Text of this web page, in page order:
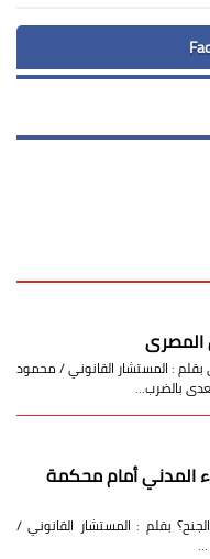
المصري
: المستشار القانوني / محمود
بالضرب…
المدني أمام محكمة
بقلم : المستشار القانوني /
…